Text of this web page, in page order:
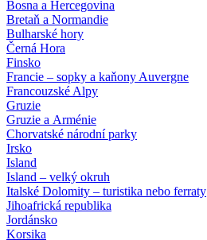
Bosna a Hercegovina
Bretaň a Normandie
Bulharské hory
Černá Hora
Finsko
Francie – sopky a kaňony Auvergne
Francouzské Alpy
Gruzie
Gruzie a Arménie
Chorvatské národní parky
Irsko
Island
Island – velký okruh
Italské Dolomity – turistika nebo ferraty
Jihoafrická republika
Jordánsko
Korsika